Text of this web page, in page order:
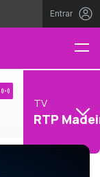
Entrar
TV
RTP